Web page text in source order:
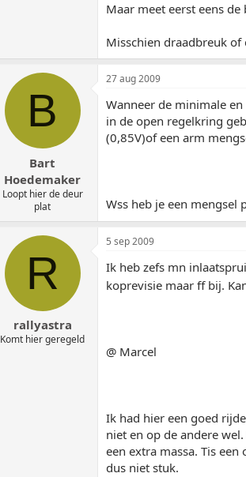
Maar meet eerst eens
Misschien draadbreuk of
B
Bart
Hoedemaker
Loopt hier de deur
plat
27 aug 2009
Wanneer de minimale
in de open regelkring
(0,85V)of een arm
Wss heb je een
R
rallyastra
Komt hier geregeld
5 sep 2009
Ik heb zefs mn
koprevisie maar ff bij.
@ Marcel
Ik had hier een goed
niet en op de andere
een extra massa. Tis
dus niet stuk.